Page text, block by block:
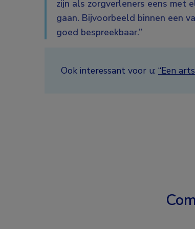
zijn als zorgverleners eens met
gaan. Bijvoorbeeld binnen een
goed bespreekbaar.”
Ook interessant voor u: “Een